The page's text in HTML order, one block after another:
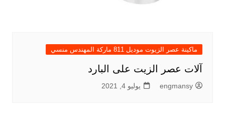
ماكينة عصر الزيوت موديل 811 ماركة المهندس منسي
آلات عصر الزيت على البارد
engmansy يوليو 4, 2021